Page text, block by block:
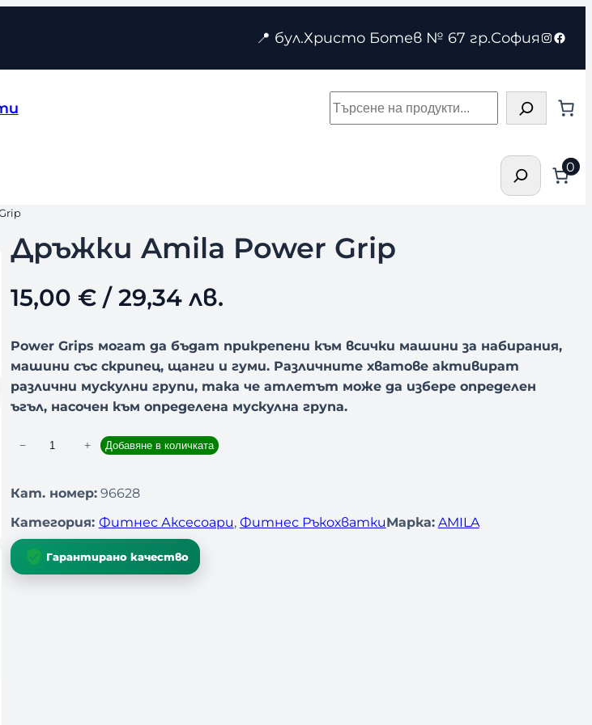
📍 бул.Христо Ботев № 67 гр.София
Търсене
Търсене0
Дръжки Amila Power Grip
15,00 €/ 29,34 лв.
Power Grips могат да бъдат прикрепени към всички машини за набирания,
машини със скрипец, щанги и гуми. Различните хватове активират
различни мускулни групи, така че атлетът може да избере определен
ъгъл, насочен към определена мускулна група.
л
ч
е
с
− + Добавяне в количката
Кат. номер: 96628
Категория: Фитнес Аксесоари, Фитнес РъкохваткиМарка: AMILA
Гарантирано качество